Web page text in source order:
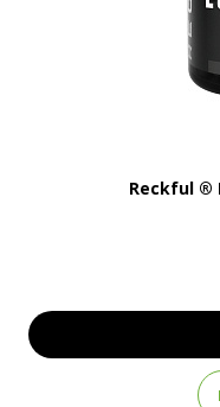
Reckful ®